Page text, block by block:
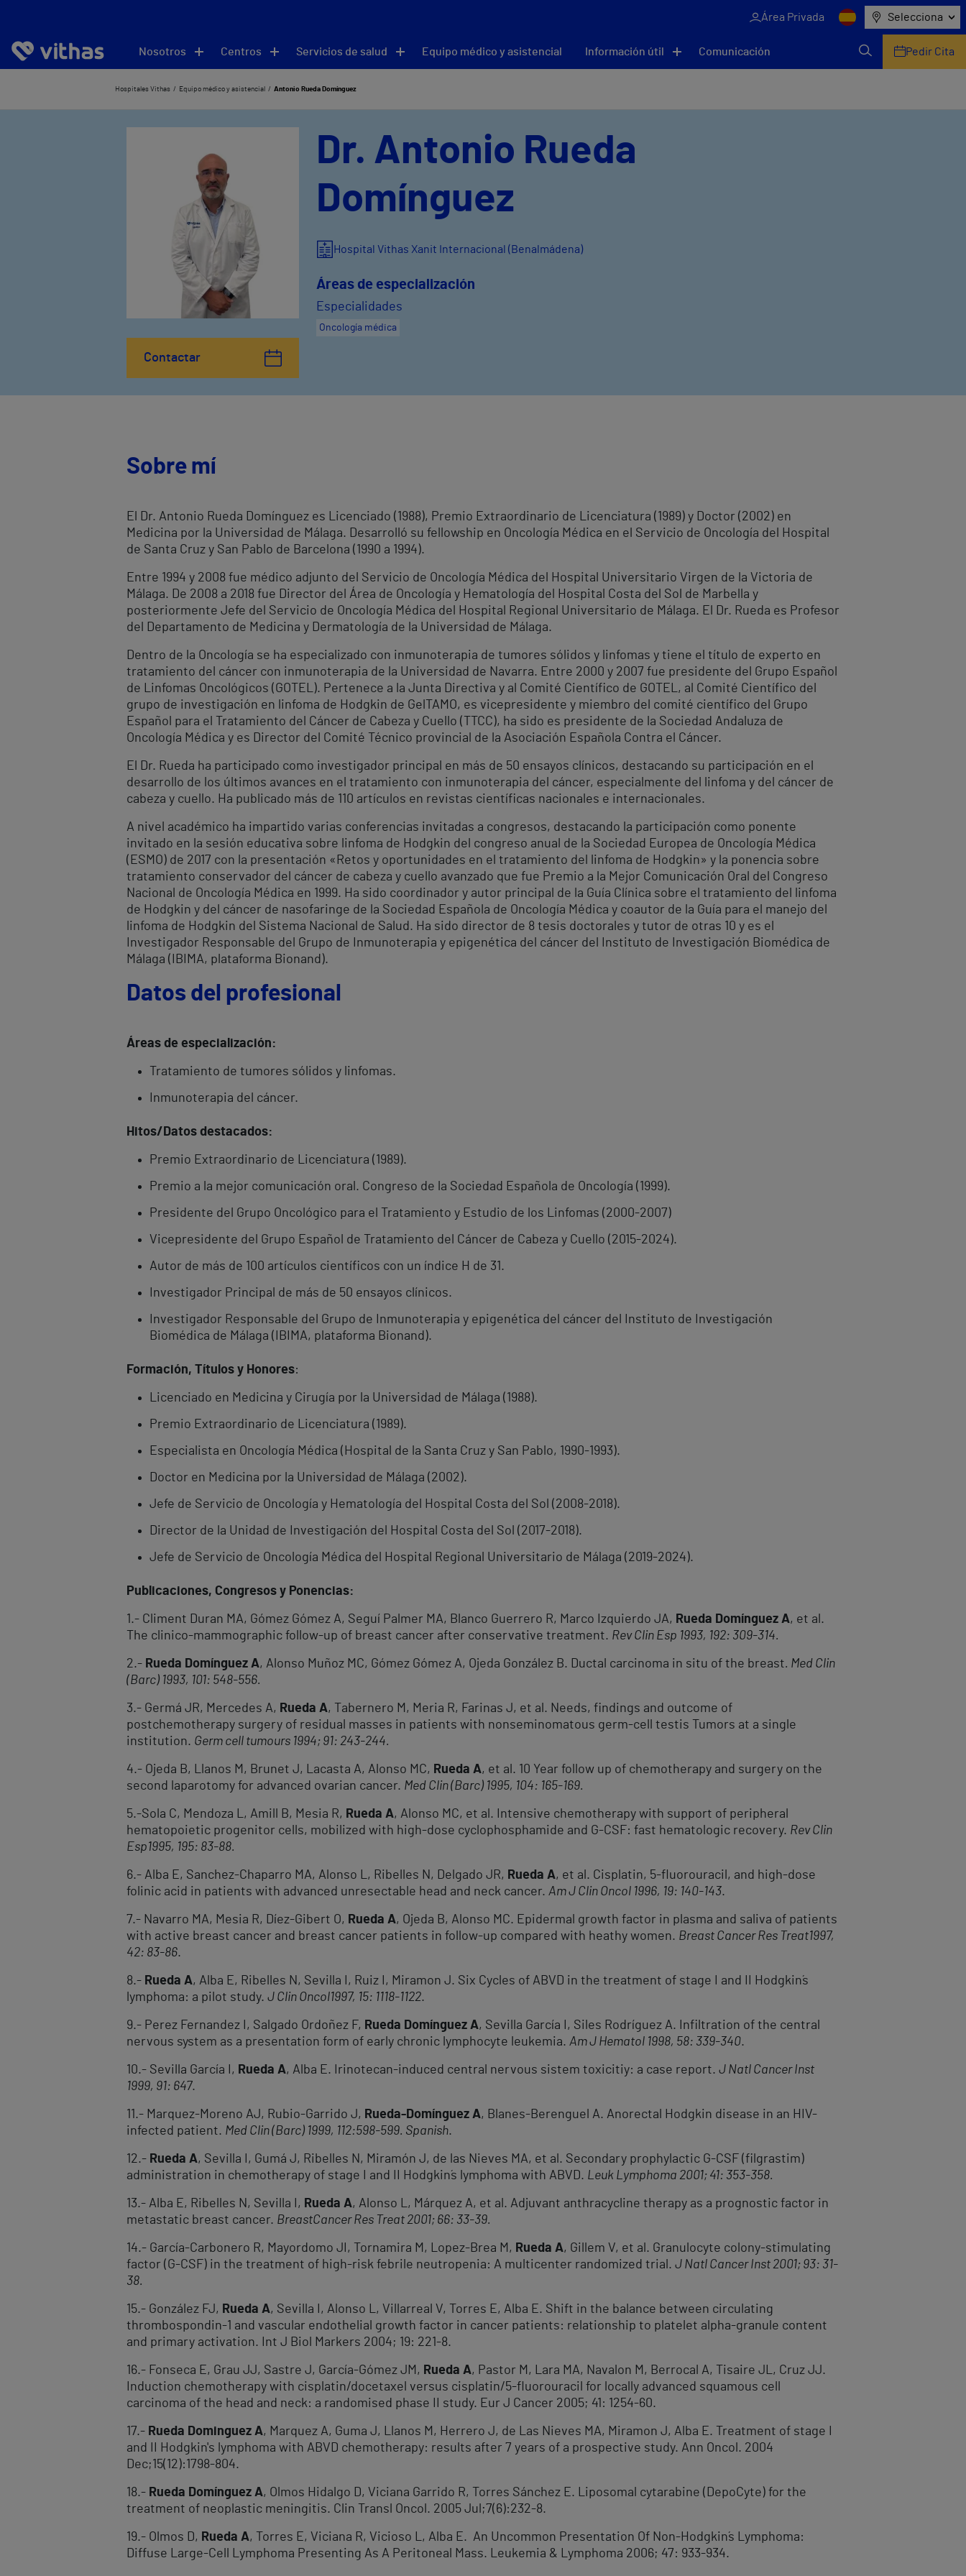
Área Privada Selecciona
Nosotros Centros Servicios de salud Equipo médico y asistencial Información útil Comunicación Pedir Cita
Hospitales Vithas Equipo médico y asistencial Antonio Rueda Domínguez
Contactar
Dr. Antonio Rueda
Domínguez
Hospital Vithas Xanit Internacional (Benalmádena)
Áreas de especialización
Especialidades
Oncología médica
Sobre mí
El Dr. Antonio Rueda Domínguez es Licenciado (1988), Premio Extraordinario de Licenciatura (1989) y Doctor (2002) en
Medicina por la Universidad de Málaga. Desarrolló su fellowship en Oncología Médica en el Servicio de Oncología del Hospital
de Santa Cruz y San Pablo de Barcelona (1990 a 1994).
Entre 1994 y 2008 fue médico adjunto del Servicio de Oncología Médica del Hospital Universitario Virgen de la Victoria de
Málaga. De 2008 a 2018 fue Director del Área de Oncología y Hematología del Hospital Costa del Sol de Marbella y
posteriormente Jefe del Servicio de Oncología Médica del Hospital Regional Universitario de Málaga. El Dr. Rueda es Profesor
del Departamento de Medicina y Dermatología de la Universidad de Málaga.
Dentro de la Oncología se ha especializado con inmunoterapia de tumores sólidos y linfomas y tiene el título de experto en
tratamiento del cáncer con inmunoterapia de la Universidad de Navarra. Entre 2000 y 2007 fue presidente del Grupo Español
de Linfomas Oncológicos (GOTEL). Pertenece a la Junta Directiva y al Comité Científico de GOTEL, al Comité Científico del
grupo de investigación en linfoma de Hodgkin de GelTAMO, es vicepresidente y miembro del comité científico del Grupo
Español para el Tratamiento del Cáncer de Cabeza y Cuello (TTCC), ha sido es presidente de la Sociedad Andaluza de
Oncología Médica y es Director del Comité Técnico provincial de la Asociación Española Contra el Cáncer.
El Dr. Rueda ha participado como investigador principal en más de 50 ensayos clínicos, destacando su participación en el
desarrollo de los últimos avances en el tratamiento con inmunoterapia del cáncer, especialmente del linfoma y del cáncer de
cabeza y cuello. Ha publicado más de 110 artículos en revistas científicas nacionales e internacionales.
A nivel académico ha impartido varias conferencias invitadas a congresos, destacando la participación como ponente
invitado en la sesión educativa sobre linfoma de Hodgkin del congreso anual de la Sociedad Europea de Oncología Médica
(ESMO) de 2017 con la presentación «Retos y oportunidades en el tratamiento del linfoma de Hodgkin» y la ponencia sobre
tratamiento conservador del cáncer de cabeza y cuello avanzado que fue Premio a la Mejor Comunicación Oral del Congreso
Nacional de Oncología Médica en 1999. Ha sido coordinador y autor principal de la Guía Clínica sobre el tratamiento del linfoma
de Hodgkin y del cáncer de nasofaringe de la Sociedad Española de Oncología Médica y coautor de la Guía para el manejo del
linfoma de Hodgkin del Sistema Nacional de Salud. Ha sido director de 8 tesis doctorales y tutor de otras 10 y es el
Investigador Responsable del Grupo de Inmunoterapia y epigenética del cáncer del Instituto de Investigación Biomédica de
Málaga (IBIMA, plataforma Bionand).
Datos del profesional
Áreas de especialización:
Tratamiento de tumores sólidos y linfomas.
Inmunoterapia del cáncer.
Hitos/Datos destacados:
Premio Extraordinario de Licenciatura (1989).
Premio a la mejor comunicación oral. Congreso de la Sociedad Española de Oncología (1999).
Presidente del Grupo Oncológico para el Tratamiento y Estudio de los Linfomas (2000-2007)
Vicepresidente del Grupo Español de Tratamiento del Cáncer de Cabeza y Cuello (2015-2024).
Autor de más de 100 artículos científicos con un índice H de 31.
Investigador Principal de más de 50 ensayos clínicos.
Investigador Responsable del Grupo de Inmunoterapia y epigenética del cáncer del Instituto de Investigación
Biomédica de Málaga (IBIMA, plataforma Bionand).
Formación, Títulos y Honores:
Licenciado en Medicina y Cirugía por la Universidad de Málaga (1988).
Premio Extraordinario de Licenciatura (1989).
Especialista en Oncología Médica (Hospital de la Santa Cruz y San Pablo, 1990-1993).
Doctor en Medicina por la Universidad de Málaga (2002).
Jefe de Servicio de Oncología y Hematología del Hospital Costa del Sol (2008-2018).
Director de la Unidad de Investigación del Hospital Costa del Sol (2017-2018).
Jefe de Servicio de Oncología Médica del Hospital Regional Universitario de Málaga (2019-2024).
Publicaciones, Congresos y Ponencias:
1.- Climent Duran MA, Gómez Gómez A, Seguí Palmer MA, Blanco Guerrero R, Marco Izquierdo JA, Rueda Domínguez A, et al.
The clinico-mammographic follow-up of breast cancer after conservative treatment. Rev Clin Esp 1993, 192: 309-314.
2.- Rueda Domínguez A, Alonso Muñoz MC, Gómez Gómez A, Ojeda González B. Ductal carcinoma in situ of the breast. Med Clin
(Barc) 1993, 101: 548-556.
3.- Germá JR, Mercedes A, Rueda A, Tabernero M, Meria R, Farinas J, et al. Needs, findings and outcome of
postchemotherapy surgery of residual masses in patients with nonseminomatous germ-cell testis Tumors at a single
institution. Germ cell tumours 1994; 91: 243-244.
4.- Ojeda B, Llanos M, Brunet J, Lacasta A, Alonso MC, Rueda A, et al. 10 Year follow up of chemotherapy and surgery on the
second laparotomy for advanced ovarian cancer. Med Clin (Barc) 1995, 104: 165-169.
5.-Sola C, Mendoza L, Amill B, Mesia R, Rueda A, Alonso MC, et al. Intensive chemotherapy with support of peripheral
hematopoietic progenitor cells, mobilized with high-dose cyclophosphamide and G-CSF: fast hematologic recovery. Rev Clin
Esp1995, 195: 83-88.
6.- Alba E, Sanchez-Chaparro MA, Alonso L, Ribelles N, Delgado JR, Rueda A, et al. Cisplatin, 5-fluorouracil, and high-dose
folinic acid in patients with advanced unresectable head and neck cancer. Am J Clin Oncol 1996, 19: 140-143.
7.- Navarro MA, Mesia R, Díez-Gibert O, Rueda A, Ojeda B, Alonso MC. Epidermal growth factor in plasma and saliva of patients
with active breast cancer and breast cancer patients in follow-up compared with heathy women. Breast Cancer Res Treat1997,
42: 83-86.
8.- Rueda A, Alba E, Ribelles N, Sevilla I, Ruiz I, Miramon J. Six Cycles of ABVD in the treatment of stage I and II Hodgkin´s
lymphoma: a pilot study. J Clin Oncol1997, 15: 1118-1122.
9.- Perez Fernandez I, Salgado Ordoñez F, Rueda Domínguez A, Sevilla García I, Siles Rodríguez A. Infiltration of the central
nervous system as a presentation form of early chronic lymphocyte leukemia. Am J Hematol 1998, 58: 339-340.
10.- Sevilla García I, Rueda A, Alba E. Irinotecan-induced central nervous sistem toxicitiy: a case report. J Natl Cancer Inst
1999, 91: 647.
11.- Marquez-Moreno AJ, Rubio-Garrido J, Rueda-Domínguez A, Blanes-Berenguel A. Anorectal Hodgkin disease in an HIV-
infected patient. Med Clin (Barc) 1999, 112:598-599. Spanish.
12.- Rueda A, Sevilla I, Gumá J, Ribelles N, Miramón J, de las Nieves MA, et al. Secondary prophylactic G-CSF (filgrastim)
administration in chemotherapy of stage I and II Hodgkin´s lymphoma with ABVD. Leuk Lymphoma 2001; 41: 353-358.
13.- Alba E, Ribelles N, Sevilla I, Rueda A, Alonso L, Márquez A, et al. Adjuvant anthracycline therapy as a prognostic factor in
metastatic breast cancer. BreastCancer Res Treat 2001; 66: 33-39.
14.- García-Carbonero R, Mayordomo JI, Tornamira M, Lopez-Brea M, Rueda A, Gillem V, et al. Granulocyte colony-stimulating
factor (G-CSF) in the treatment of high-risk febrile neutropenia: A multicenter randomized trial. J Natl Cancer Inst 2001; 93: 31-
38.
15.- González FJ, Rueda A, Sevilla I, Alonso L, Villarreal V, Torres E, Alba E. Shift in the balance between circulating
thrombospondin-1 and vascular endothelial growth factor in cancer patients: relationship to platelet alpha-granule content
and primary activation. Int J Biol Markers 2004; 19: 221-8.
16.- Fonseca E, Grau JJ, Sastre J, García-Gómez JM, Rueda A, Pastor M, Lara MA, Navalon M, Berrocal A, Tisaire JL, Cruz JJ.
Induction chemotherapy with cisplatin/docetaxel versus cisplatin/5-fluorouracil for locally advanced squamous cell
carcinoma of the head and neck: a randomised phase II study. Eur J Cancer 2005; 41: 1254-60.
17.- Rueda Dominguez A, Marquez A, Guma J, Llanos M, Herrero J, de Las Nieves MA, Miramon J, Alba E. Treatment of stage I
and II Hodgkin's lymphoma with ABVD chemotherapy: results after 7 years of a prospective study. Ann Oncol. 2004
Dec;15(12):1798-804.
18.- Rueda Domínguez A, Olmos Hidalgo D, Viciana Garrido R, Torres Sánchez E. Liposomal cytarabine (DepoCyte) for the
treatment of neoplastic meningitis. Clin Transl Oncol. 2005 Jul;7(6):232-8.
19.- Olmos D, Rueda A, Torres E, Viciana R, Vicioso L, Alba E. An Uncommon Presentation Of Non-Hodgkin´s Lymphoma:
Diffuse Large-Cell Lymphoma Presenting As A Peritoneal Mass. Leukemia & Lymphoma 2006; 47: 933-934.